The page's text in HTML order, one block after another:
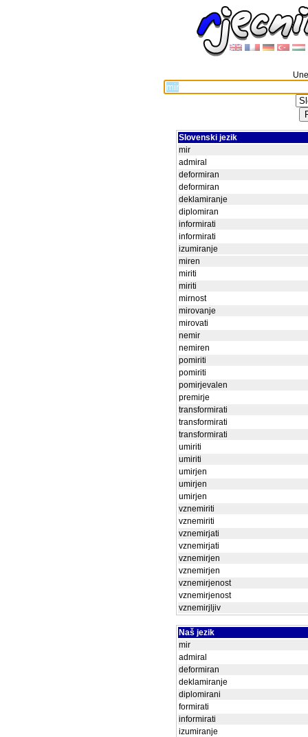
Slovenski jezik
mir
admiral
deformiran
deformiran
deklamiranje
diplomiran
informirati
informirati
izumiranje
miren
miriti
miriti
mirnost
mirovanje
mirovati
nemir
nemiren
pomiriti
pomiriti
pomirjevalen
premirje
transformirati
transformirati
transformirati
umiriti
umiriti
umirjen
umirjen
umirjen
vznemiriti
vznemiriti
vznemirjati
vznemirjati
vznemirjen
vznemirjen
vznemirjenost
vznemirjenost
vznemirjljiv
Naš jezik
mir
admiral
deformiran
deklamiranje
diplomirani
formirati
informirati
izumiranje